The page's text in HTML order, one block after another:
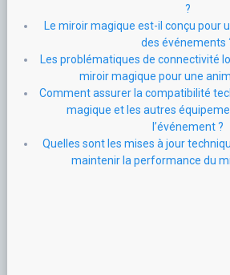
?
Le miroir magique est-il conçu pour
des événements
Les problématiques de connectivité
miroir magique pour une
Comment assurer la compatibilité
magique et les autres
l’événement ?
Quelles sont les mises à jour
maintenir la performance du